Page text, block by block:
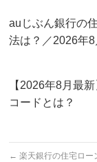
auじぶん銀行の
法は？／2026年
【2026年8月最
コードとは？
← 楽天銀行の住宅ロー